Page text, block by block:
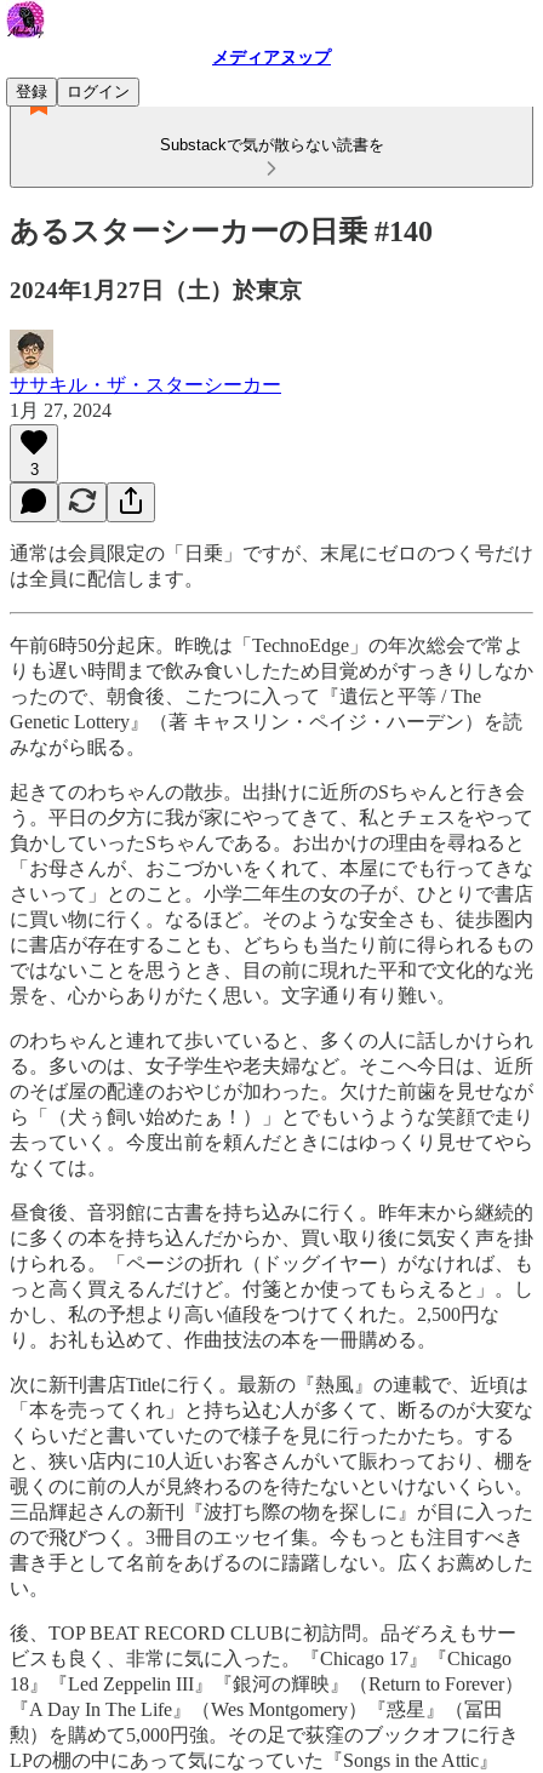
メディアヌップ
登録
ログイン
Substackで気が散らない読書を
あるスターシーカーの日乗 #140
2024年1月27日（土）於東京
ササキル・ザ・スターシーカー
1月 27, 2024
3
通常は会員限定の「日乗」ですが、末尾にゼロのつく号だけ
は全員に配信します。
午前6時50分起床。昨晩は「TechnoEdge」の年次総会で常よ
りも遅い時間まで飲み食いしたため目覚めがすっきりしなか
ったので、朝食後、こたつに入って『遺伝と平等 / The
Genetic Lottery』（著 キャスリン・ペイジ・ハーデン）を読
みながら眠る。
起きてのわちゃんの散歩。出掛けに近所のSちゃんと行き会
う。平日の夕方に我が家にやってきて、私とチェスをやって
負かしていったSちゃんである。お出かけの理由を尋ねると
「お母さんが、おこづかいをくれて、本屋にでも行ってきな
さいって」とのこと。小学二年生の女の子が、ひとりで書店
に買い物に行く。なるほど。そのような安全さも、徒歩圏内
に書店が存在することも、どちらも当たり前に得られるもの
ではないことを思うとき、目の前に現れた平和で文化的な光
景を、心からありがたく思い。文字通り有り難い。
のわちゃんと連れて歩いていると、多くの人に話しかけられ
る。多いのは、女子学生や老夫婦など。そこへ今日は、近所
のそば屋の配達のおやじが加わった。欠けた前歯を見せなが
ら「（犬ぅ飼い始めたぁ！）」とでもいうような笑顔で走り
去っていく。今度出前を頼んだときにはゆっくり見せてやら
なくては。
昼食後、音羽館に古書を持ち込みに行く。昨年末から継続的
に多くの本を持ち込んだからか、買い取り後に気安く声を掛
けられる。「ページの折れ（ドッグイヤー）がなければ、も
っと高く買えるんだけど。付箋とか使ってもらえると」。し
かし、私の予想より高い値段をつけてくれた。2,500円な
り。お礼も込めて、作曲技法の本を一冊購める。
次に新刊書店Titleに行く。最新の『熱風』の連載で、近頃は
「本を売ってくれ」と持ち込む人が多くて、断るのが大変な
くらいだと書いていたので様子を見に行ったかたち。する
と、狭い店内に10人近いお客さんがいて賑わっており、棚を
覗くのに前の人が見終わるのを待たないといけないくらい。
三品輝起さんの新刊『波打ち際の物を探しに』が目に入った
ので飛びつく。3冊目のエッセイ集。今もっとも注目すべき
書き手として名前をあげるのに躊躇しない。広くお薦めした
い。
後、TOP BEAT RECORD CLUBに初訪問。品ぞろえもサー
ビスも良く、非常に気に入った。『Chicago 17』『Chicago
18』『Led Zeppelin III』『銀河の輝映』（Return to Forever）
『A Day In The Life』（Wes Montgomery）『惑星』（冨田
勲）を購めて5,000円強。その足で荻窪のブックオフに行き
LPの棚の中にあって気になっていた『Songs in the Attic』